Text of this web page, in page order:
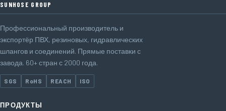
SUNHOSE GROUP
Профессиональный производитель и
экспортёр ПВХ, резиновых, гидравлических
шлангов и соединений. Прямые поставки с
завода. 60+ стран с 2000 года.
SGS RoHS REACH ISO
ПРОДУКТЫ